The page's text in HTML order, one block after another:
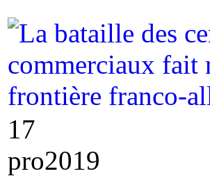
17
pro2019